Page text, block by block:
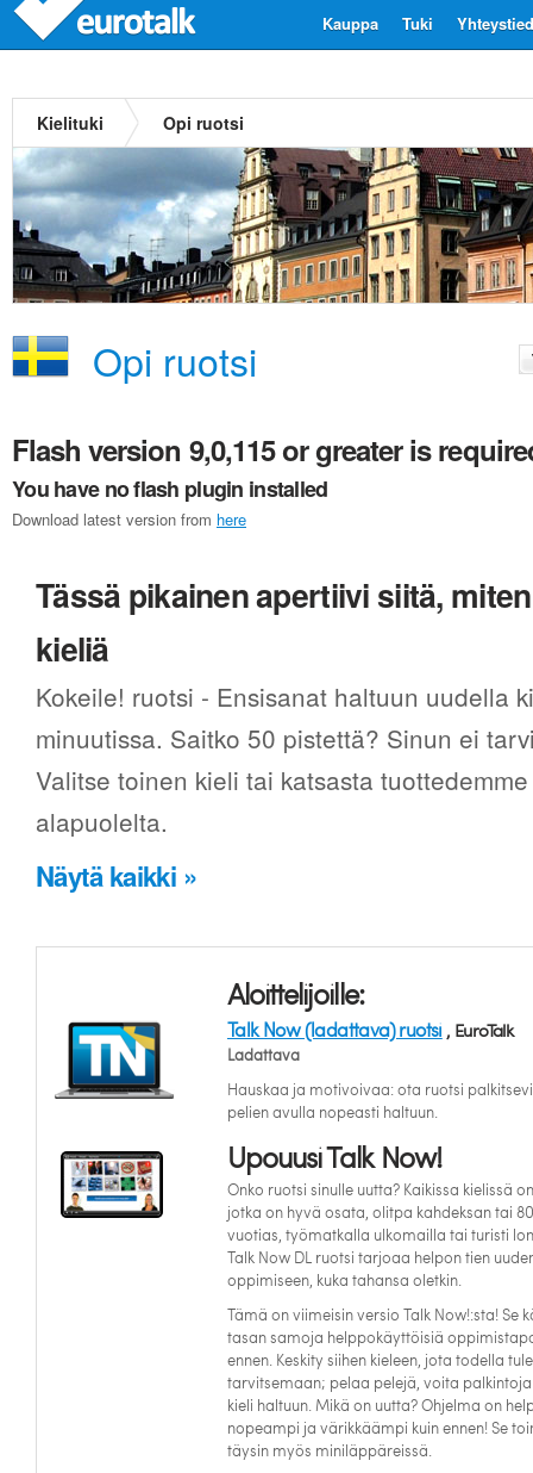
Tuki
Kauppa
Kielituki Opi ruotsi
Opi ruotsi
Flash version 9,0,115 or greater is
You have no flash plugin installed
Download latest version from here
Tässä pikainen apertiivi siitä,
kieliä
Kokeile! ruotsi - Ensisanat haltuun uudella
minuutissa. Saitko 50 pistettä? Sinun ei
Valitse toinen kieli tai katsasta
alapuolelta.
Näytä kaikki »
Aloittelijoille:
Talk Now (ladattava) ruotsi , EuroTalk
Ladattava
Hauskaa ja motivoivaa: ota ruotsi
pelien avulla nopeasti haltuun.
Upouusi Talk Now!
Onko ruotsi sinulle uutta? Kaikissa kielissä
jotka on hyvä osata, olitpa kahdeksan tai
vuotias, työmatkalla ulkomailla tai turisti
Talk Now DL ruotsi tarjoaa helpon tien
oppimiseen, kuka tahansa oletkin.
Tämä on viimeisin versio Talk Now!:sta! Se
tasan samoja helppokäyttöisiä
ennen. Keskity siihen kieleen, jota todella
tarvitsemaan; pelaa pelejä, voita
kieli haltuun. Mikä on uutta? Ohjelma on
nopeampi ja värikkäämpi kuin ennen! Se
täysin myös miniläppäreissä.